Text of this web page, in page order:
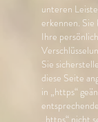
unteren
erkennen.
Ihre
Sie
diese Seite
in „https“
„https“ nicht